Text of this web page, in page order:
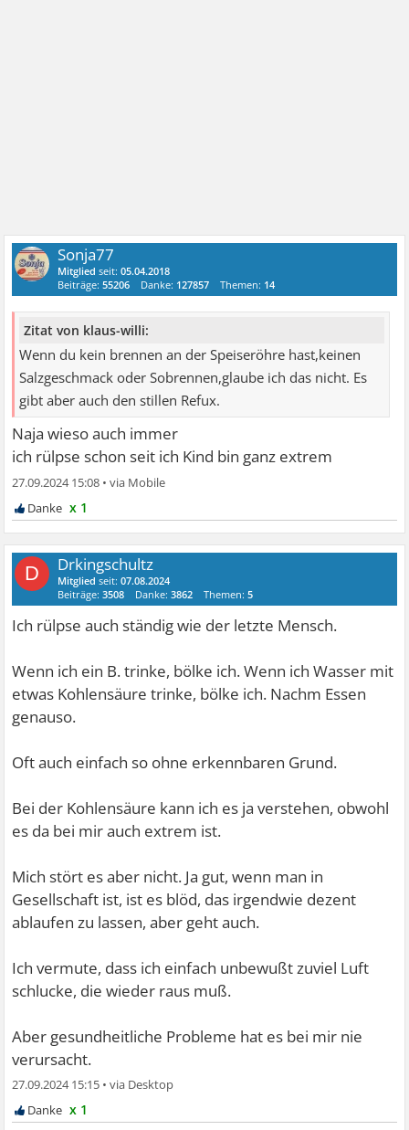
Sonja77
Mitglied seit:05.04.2018
Beiträge:55206 Danke: 127857 Themen: 14
Zitat von klaus-willi:
Wenn du kein brennen an der Speiseröhre hast,keinen
Salzgeschmack oder Sobrennen,glaube ich das nicht. Es
gibt aber auch den stillen Refux.
Naja wieso auch immer
ich rülpse schon seit ich Kind bin ganz extrem
27.09.2024 15:08 •
x 1
D Drkingschultz
Mitglied seit:07.08.2024
Beiträge:3508 Danke:3862 Themen:5
Ich rülpse auch ständig wie der letzte Mensch.
Wenn ich ein B. trinke, bölke ich. Wenn ich Wasser mit
etwas Kohlensäure trinke, bölke ich. Nachm Essen
genauso.
Oft auch einfach so ohne erkennbaren Grund.
Bei der Kohlensäure kann ich es ja verstehen, obwohl
es da bei mir auch extrem ist.
Mich stört es aber nicht. Ja gut, wenn man in
Gesellschaft ist, ist es blöd, das irgendwie dezent
ablaufen zu lassen, aber geht auch.
Ich vermute, dass ich einfach unbewußt zuviel Luft
schlucke, die wieder raus muß.
Aber gesundheitliche Probleme hat es bei mir nie
verursacht.
27.09.2024 15:15 •
x 1